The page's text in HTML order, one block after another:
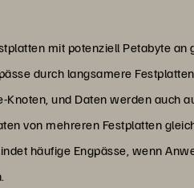
mit potenziell Petabyte an
durch langsamere
und Daten werden auch
von mehreren Festplatten
häufige Engpässe, wenn